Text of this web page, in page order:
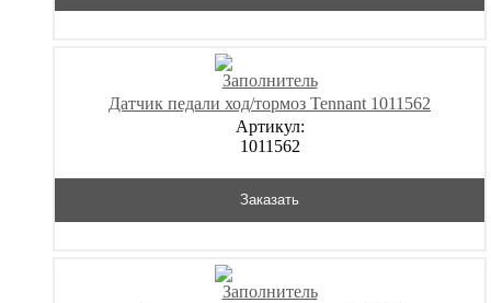
Датчик педали ход/тормоз Tennant 1011562
Артикул:
1011562
Заказать